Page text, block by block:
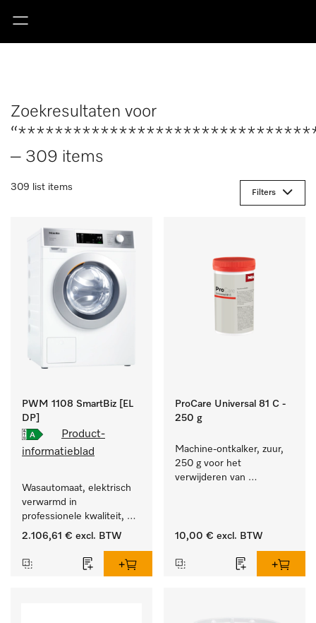
Zoekresultaten voor
– 309 items
309 list items
Filters
PWM 1108 SmartBiz [EL
DP]
Product-
informatieblad
Wasautomaat, elektrisch
verwarmd in
professionele kwaliteit,
programmaduur van
opstelling.
2.106,61 € excl. BTW
ProCare Universal 81 C -
250 g
Machine-ontkalker, zuur,
250 g voor het
verwijderen van
10,00 € excl. BTW